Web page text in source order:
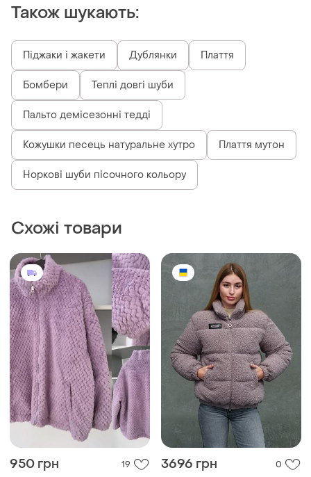
Також шукають:
Піджаки і жакети Дублянки Плаття
Бомбери Теплі довгі шуби
Пальто демісезонні тедді
Кожушки песець натуральне хутро Плаття мутон
Норкові шуби пісочного кольору
Схожі товари
950 грн 19 3696 грн 0